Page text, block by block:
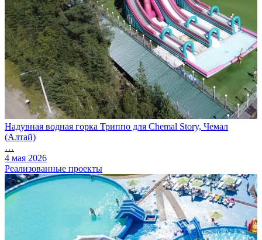
Надувная водная горка Триппо для Chemal Story, Чемал
(Алтай)
…
4 мая 2026
Реализованные проекты